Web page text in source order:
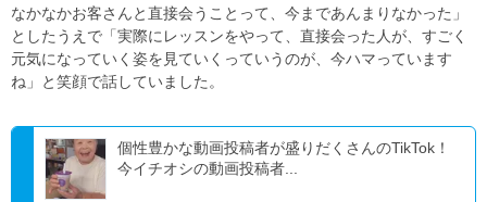
なかなかお客さんと直接会うことって、今まであんまりなかった」
としたうえで「実際にレッスンをやって、直接会った人が、すごく
元気になっていく姿を見ていくっていうのが、今ハマっています
ね」と笑顔で話していました。
個性豊かな動画投稿者が盛りだくさんのTikTok！
今イチオシの動画投稿者...